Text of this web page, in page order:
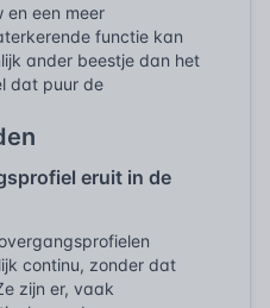
en een meer
functie kan
ander beestje dan het
dat puur de
eruit in de
continu, zonder dat
zijn er, vaak